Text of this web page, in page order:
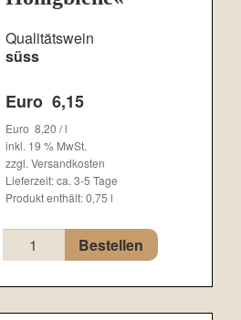
Qualitätswein
süss
Euro 6,15
Euro 8,20 /l
inkl. 19 % MwSt.
zzgl.Versandkosten
Lieferzeit:ca. 3-5 Tage
Produkt enthält: 0,75l
Beerus
»Bär mit
Honigbiene«
Menge
Bestellen